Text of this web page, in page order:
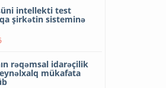
intellekti test
şirkətin sisteminə
rəqəmsal idarəçilik
mükafata